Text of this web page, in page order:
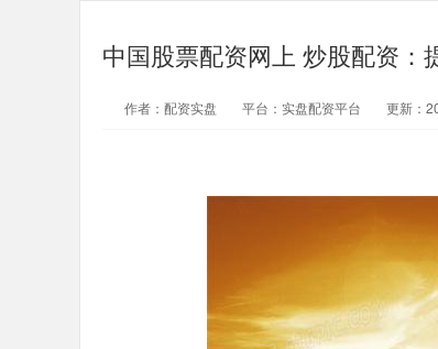
中国股票配资网上 炒股配资：
作者：配资实盘 平台：实盘配资平台 更新：